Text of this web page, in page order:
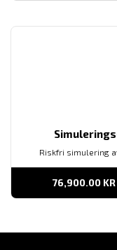
Riskfri simulering
76,900.00 KR